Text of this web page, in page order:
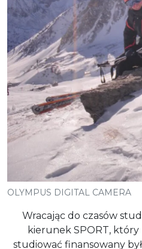
OLYMPUS DIGITAL CAMERA
Wracając do czasów
kierunek SPORT,
studiować finansowany